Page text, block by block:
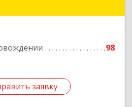
98
заявку
заявку